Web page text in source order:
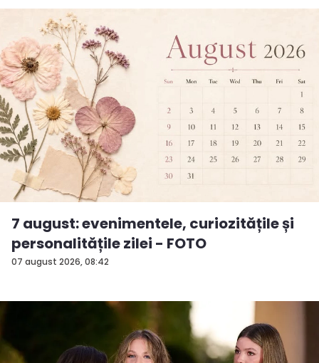
07 august 2026, 08:42
7 august: evenimentele, curiozitățile și
personalitățile zilei - FOTO